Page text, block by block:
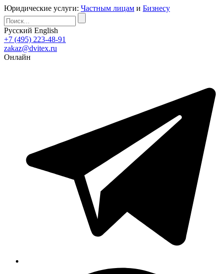
Юридические услуги: Частным лицам и Бизнесу
Русский English
+7 (495) 223-48-91
zakaz@dvitex.ru
Онлайн